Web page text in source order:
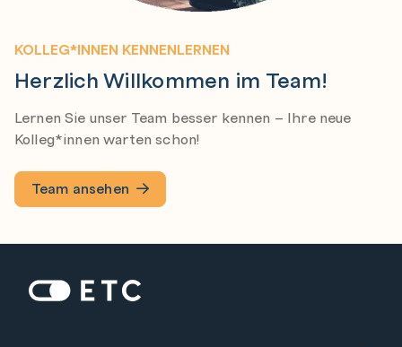
KOLLEG*INNEN KENNENLERNEN
Herzlich Willkommen im Team!
Lernen Sie unser Team besser kennen – Ihre neue
Kolleg*innen warten schon!
Team ansehen
Startseite: ETC